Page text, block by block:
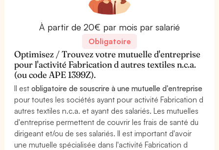
À partir de 20€ par mois par salarié
Obligatoire
Optimisez / Trouvez votre mutuelle d'entreprise
pour l'activité Fabrication d autres textiles n.c.a.
(ou code APE 1399Z).
Il estobligatoire de souscrire à une mutuelle d'entreprise
pour toutes les sociétés ayant pour activité Fabrication d
autres textiles n.c.a. et ayant des salariés. Les mutuelles
d'entreprise permettent de couvrir les frais de santé du
dirigeant et/ou de ses salariés. Il est important d'avoir
une mutuelle spécialisée dans l'activité Fabrication d